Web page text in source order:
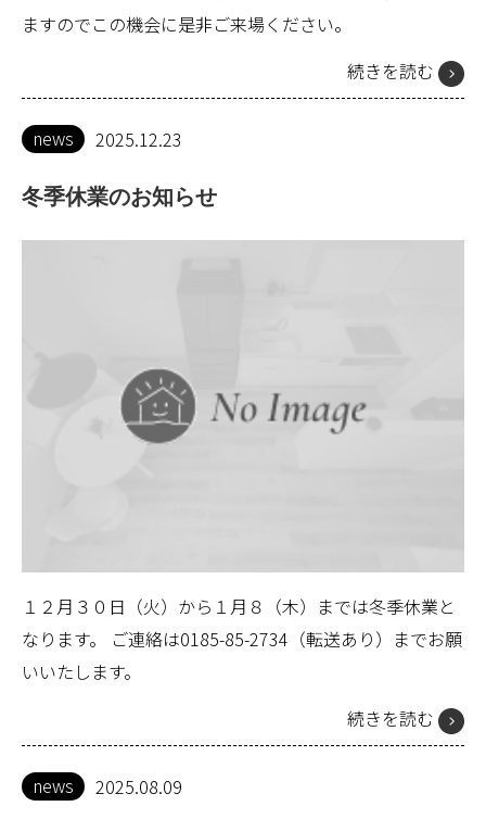
ますのでこの機会に是非ご来場ください。
続きを読む
news 2025.12.23
冬季休業のお知らせ
１２月３０日（火）から１月８（木）までは冬季休業と
なります。 ご連絡は0185-85-2734（転送あり）までお願
いいたします。
続きを読む
news 2025.08.09